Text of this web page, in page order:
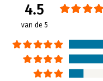
4.5
van de 5